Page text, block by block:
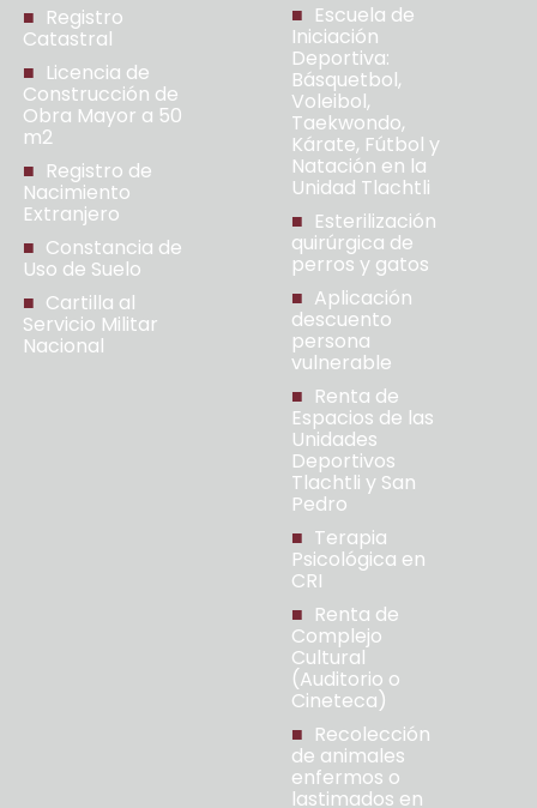
Registro
Catastral
Licencia de
Construcción de
Obra Mayor a 50
m2
Registro de
Nacimiento
Extranjero
Constancia de
Uso de Suelo
Cartilla al
Servicio Militar
Nacional
Escuela de
Iniciación
Deportiva:
Básquetbol,
Voleibol,
Taekwondo,
Kárate, Fútbol y
Natación en la
Unidad Tlachtli
Esterilización
quirúrgica de
perros y gatos
Aplicación
descuento
persona
vulnerable
Renta de
Espacios de las
Unidades
Deportivos
Tlachtli y San
Pedro
Terapia
Psicológica en
CRI
Renta de
Complejo
Cultural
(Auditorio o
Cineteca)
Recolección
de animales
enfermos o
lastimados en